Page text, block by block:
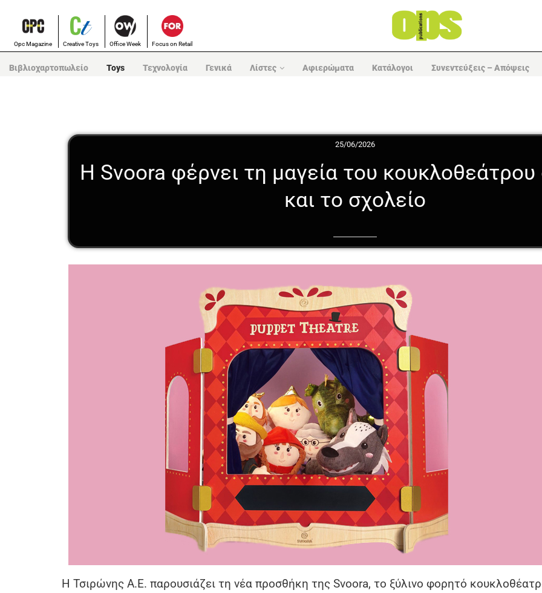
Opc Magazine Creative Toys Office Week Focus on Retail
Βιβλιοχαρτοπωλείο Toys Τεχνολογία Γενικά Λίστες Αφιερώματα Κατάλογοι Συνεντεύξεις – Απόψεις
25/06/2026
Η Svoora φέρνει τη μαγεία του κουκλοθεάτρου
και το σχολείο
Η Τσιρώνης Α.Ε. παρουσιάζει τη νέα προσθήκη της Svoora, το ξύλινο φορητό